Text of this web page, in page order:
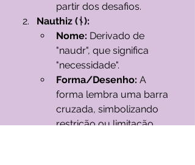
partir dos desafios.
Nauthiz (ᚾ):
Nome: Derivado de
"naudr", que significa
"necessidade".
Forma/Desenho: A
forma lembra uma barra
cruzada, simbolizando
restrição ou limitação.